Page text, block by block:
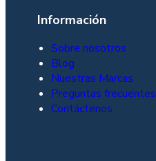
Información
Sobre nosotros
Blog
Nuestras Marcas
Preguntas frecuentes
Contáctenos